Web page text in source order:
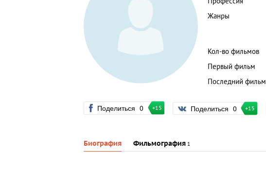
Жанры
Кол-во фильмов
Первый фильм
Последний фильм
Поделиться 0 +15 Поделиться 0 +15
Биография Фильмография 1